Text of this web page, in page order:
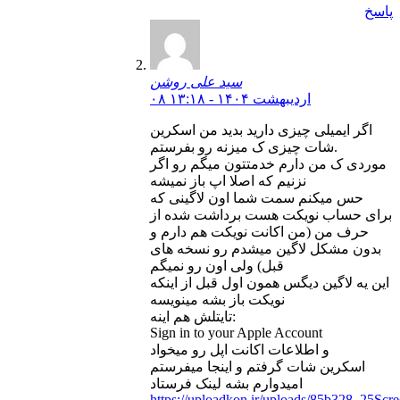
پاسخ
سید علی روشن
۰۸ اردیبهشت ۱۴۰۴ - ۱۳:۱۸
اگر ایمیلی چیزی دارید بدید من اسکرین
شات چیزی ک میزنه رو بفرستم.
موردی ک من دارم خدمتتون میگم رو اگر
نزنیم که اصلا اپ باز نمیشه
حس میکنم سمت شما اون لاگینی که
برای حساب نویکت هست برداشت شده از
حرف من (من اکانت نویکت هم دارم و
بدون مشکل لاگین میشدم رو نسخه های
قبل) ولی اون رو نمیگم
این یه لاگین دیگس همون اول قبل از اینکه
نویکت باز بشه مینویسه
تایتلش هم اینه:
Sign in to your Apple Account
و اطلاعات اکانت اپل رو میخواد
اسکرین شات گرفتم و اینجا میفرستم
امیدوارم بشه لینک فرستاد